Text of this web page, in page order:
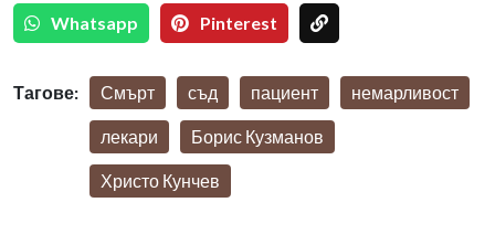
Whatsapp Pinterest
Тагове: Смърт съд пациент немарливост
лекари Борис Кузманов
Христо Кунчев